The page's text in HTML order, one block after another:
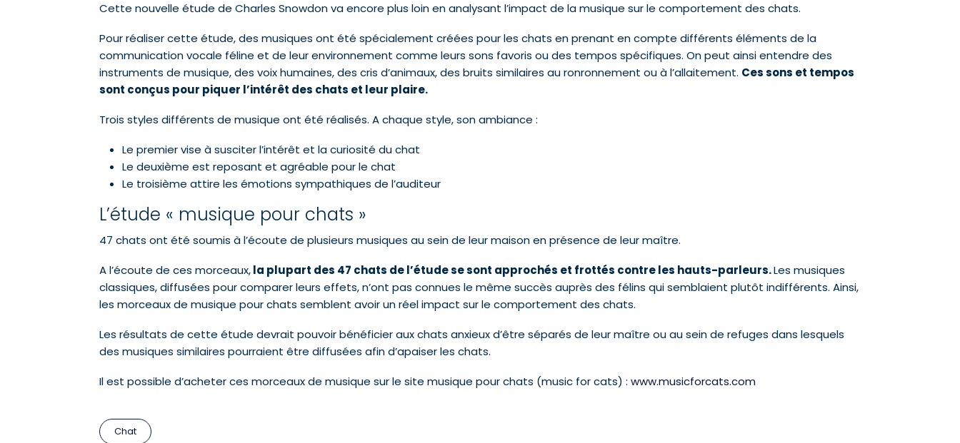
Cette nouvelle étude de Charles Snowdon va encore plus loin en analysant l’impact de la musique sur le comportement des chats.
Pour réaliser cette étude, des musiques ont été spécialement créées pour les chats en prenant en compte différents éléments de la
communication vocale féline et de leur environnement comme leurs sons favoris ou des tempos spécifiques. On peut ainsi entendre des
instruments de musique, des voix humaines, des cris d’animaux, des bruits similaires au ronronnement ou à l’allaitement. Ces sons et tempos
sont conçus pour piquer l’intérêt des chats et leur plaire.
Trois styles différents de musique ont été réalisés. A chaque style, son ambiance :
Le premier vise à susciter l’intérêt et la curiosité du chat
Le deuxième est reposant et agréable pour le chat
Le troisième attire les émotions sympathiques de l’auditeur
L’étude « musique pour chats »
47 chats ont été soumis à l’écoute de plusieurs musiques au sein de leur maison en présence de leur maître.
A l’écoute de ces morceaux,la plupart des 47 chats de l’étude se sont approchés et frottés contre les hauts-parleurs.Les musiques
classiques, diffusées pour comparer leurs effets, n’ont pas connues le même succès auprès des félins qui semblaient plutôt indifférents. Ainsi,
les morceaux de musique pour chats semblent avoir un réel impact sur le comportement des chats.
Les résultats de cette étude devrait pouvoir bénéficier aux chats anxieux d’être séparés de leur maître ou au sein de refuges dans lesquels
des musiques similaires pourraient être diffusées afin d’apaiser les chats.
Il est possible d’acheter ces morceaux de musique sur le site musique pour chats (music for cats) : www.musicforcats.com
Chat